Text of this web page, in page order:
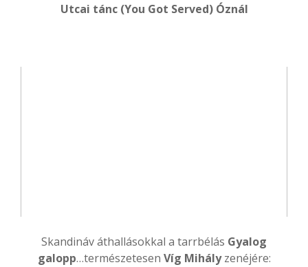
Utcai tánc (You Got Served) Óznál
Skandináv áthallásokkal a tarrbélás Gyalog
galopp…természetesen Víg Mihályzenéjére: